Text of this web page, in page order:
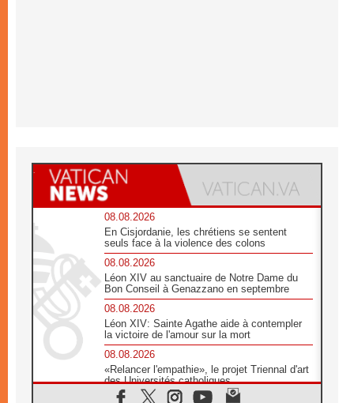
08.08.2026
En Cisjordanie, les chrétiens se sentent
seuls face à la violence des colons
08.08.2026
Léon XIV au sanctuaire de Notre Dame du
Bon Conseil à Genazzano en septembre
08.08.2026
Léon XIV: Sainte Agathe aide à contempler
la victoire de l'amour sur la mort
08.08.2026
«Relancer l'empathie», le projet Triennal d'art
des Universités catholiques
08.08.2026